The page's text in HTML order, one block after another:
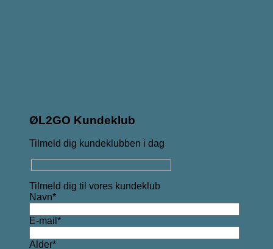
ØL2GO Kundeklub
Tilmeld dig kundeklubben i dag
Tilmeld dig til vores kundeklub
Navn*
E-mail*
Alder*